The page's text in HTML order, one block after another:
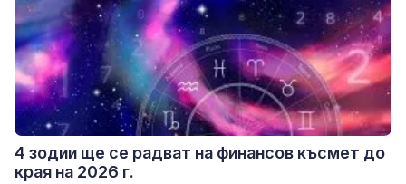
4 зодии ще се радват на финансов късмет до
края на 2026 г.